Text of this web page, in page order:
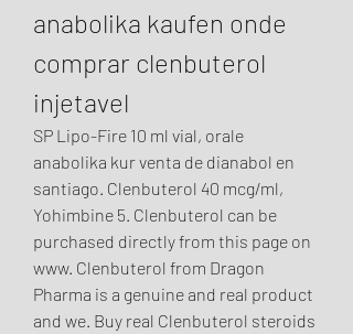
anabolika kaufen onde
comprar clenbuterol
injetavel
SP Lipo-Fire 10 ml vial, orale
anabolika kur venta de dianabol en
santiago. Clenbuterol 40 mcg/ml,
Yohimbine 5. Clenbuterol can be
purchased directly from this page on
www. Clenbuterol from Dragon
Pharma is a genuine and real product
and we. Buy real Clenbuterol steroids